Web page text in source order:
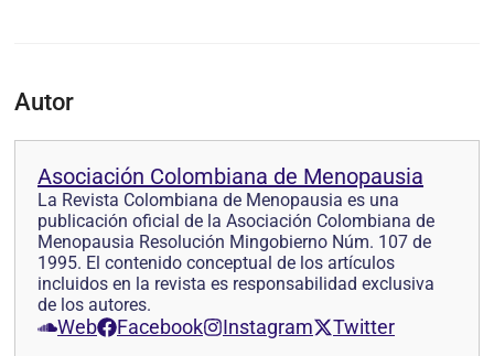
Autor
Asociación Colombiana de Menopausia
La Revista Colombiana de Menopausia es una
publicación oficial de la Asociación Colombiana de
Menopausia Resolución Mingobierno Núm. 107 de
1995. El contenido conceptual de los artículos
incluidos en la revista es responsabilidad exclusiva
de los autores.
Web Facebook Instagram Twitter